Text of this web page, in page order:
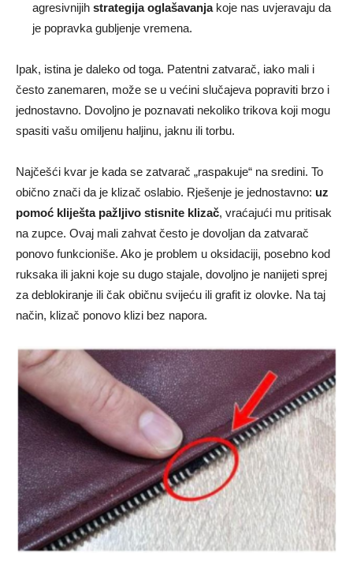
agresivnijih strategija oglašavanjakoje nas uvjeravaju da
je popravka gubljenje vremena.
Ipak, istina je daleko od toga. Patentni zatvarač, iako mali i
često zanemaren, može se u većini slučajeva popraviti brzo i
jednostavno. Dovoljno je poznavati nekoliko trikova koji mogu
spasiti vašu omiljenu haljinu, jaknu ili torbu.
Najčešći kvar je kada se zatvarač „raspakuje“ na sredini. To
obično znači da je klizač oslabio. Rješenje je jednostavno: uz
pomoć kliješta pažljivo stisnite klizač, vraćajući mu pritisak
na zupce. Ovaj mali zahvat često je dovoljan da zatvarač
ponovo funkcioniše. Ako je problem u oksidaciji, posebno kod
ruksaka ili jakni koje su dugo stajale, dovoljno je nanijeti sprej
za deblokiranje ili čak običnu svijeću ili grafit iz olovke. Na taj
način, klizač ponovo klizi bez napora.